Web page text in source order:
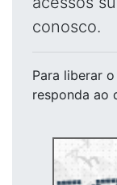
conosco.
Para liberar
responda ao